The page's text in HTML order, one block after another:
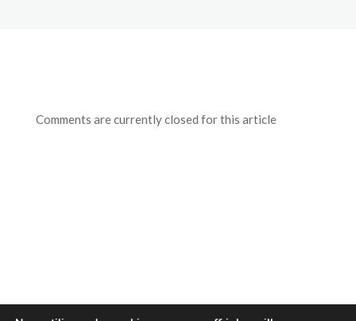
Comments are currently closed for this article